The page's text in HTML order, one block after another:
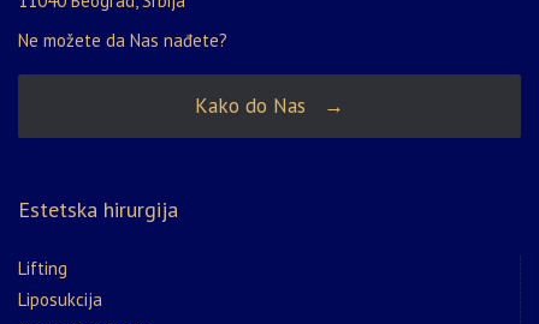
Ne možete da Nas nađete?
Kako do Nas →
Estetska hirurgija
Lifting
Liposukcija